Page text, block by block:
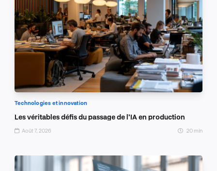
Technologies et innovation
Les véritables défis du passage de l’IA en production
Août 7, 2026 20 min